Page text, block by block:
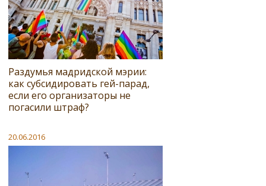
Раздумья мадридской мэрии:
как субсидировать гей-парад,
если его организаторы не
погасили штраф?
20.06.2016